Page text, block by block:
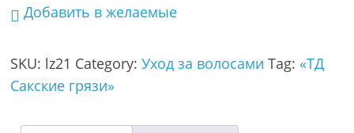
Добавить в желаемые
SKU: lz21 Category:Уход за волосами Tag:«ТД
Сакские грязи»